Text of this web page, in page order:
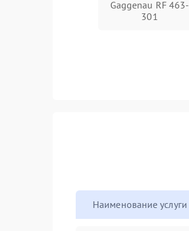
Gaggenau RF 463-
301
Наименование услуги